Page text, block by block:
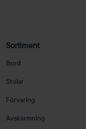
Sortiment
Bord
Stolar
Förvaring
Avskärmning